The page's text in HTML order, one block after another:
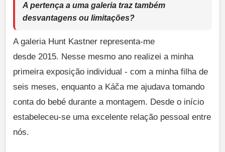
A pertença a uma galeria traz também
desvantagens ou limitações?
A galeria Hunt Kastner representa-me
desde 2015. Nesse mesmo ano realizei a minha
primeira exposição individual - com a minha filha de
seis meses, enquanto a Káča me ajudava tomando
conta do bebé durante a montagem. Desde o início
estabeleceu-se uma excelente relação pessoal entre
nós.